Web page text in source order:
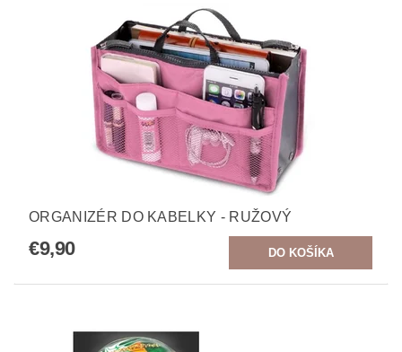
ORGANIZÉR DO KABELKY - RUŽOVÝ
€9,90